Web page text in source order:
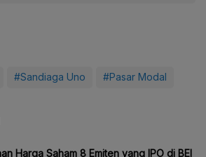
#Sandiaga Uno #Pasar Modal